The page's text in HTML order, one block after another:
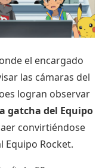
el encargado
las cámaras del
logran observar
gatcha del Equipo
convirtiéndose
Equipo Rocket.